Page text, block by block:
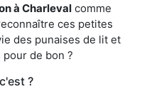
à Charleval comme
ces petites
des punaises de lit et
de bon ?
?